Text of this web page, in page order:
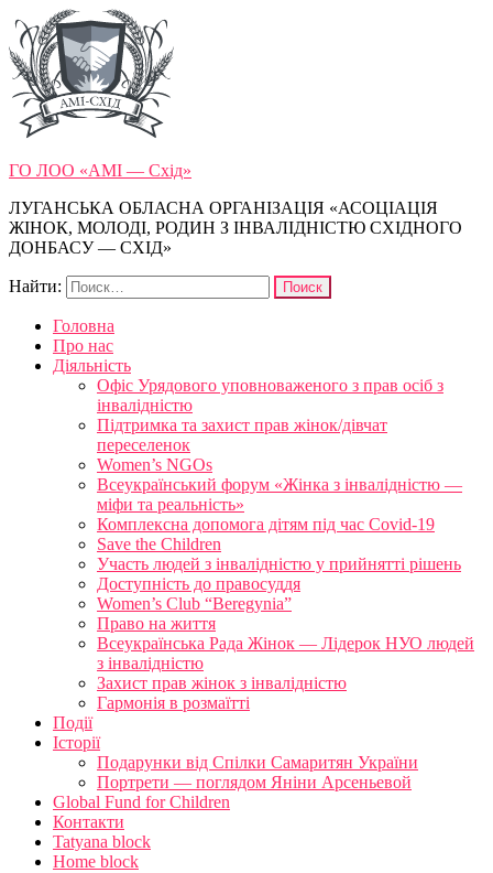
ГО ЛОО «АМІ — Схід»
ЛУГАНСЬКА ОБЛАСНА ОРГАНІЗАЦІЯ «АСОЦІАЦІЯ
ЖІНОК, МОЛОДІ, РОДИН З ІНВАЛІДНІСТЮ СХІДНОГО
ДОНБАСУ — СХІД»
Найти:
Головна
Про нас
Діяльність
Офіс Урядового уповноваженого з прав осіб з
інвалідністю
Підтримка та захист прав жінок/дівчат
переселенок
Women’s NGOs
Всеукраїнський форум «Жінка з інвалідністю —
міфи та реальність»
Комплексна допомога дітям під час Covid-19
Save the Children
Участь людей з інвалідністю у прийнятті рішень
Доступність до правосуддя
Women’s Club “Beregynia”
Право на життя
Всеукраїнська Рада Жінок — Лідерок НУО людей
з інвалідністю
Захист прав жінок з інвалідністю
Гармонія в розмаїтті
Події
Історії
Подарунки від Спілки Самаритян України
Портрети — поглядом Яніни Арсеньевой
Global Fund for Children
Контакти
Tatyana block
Home block